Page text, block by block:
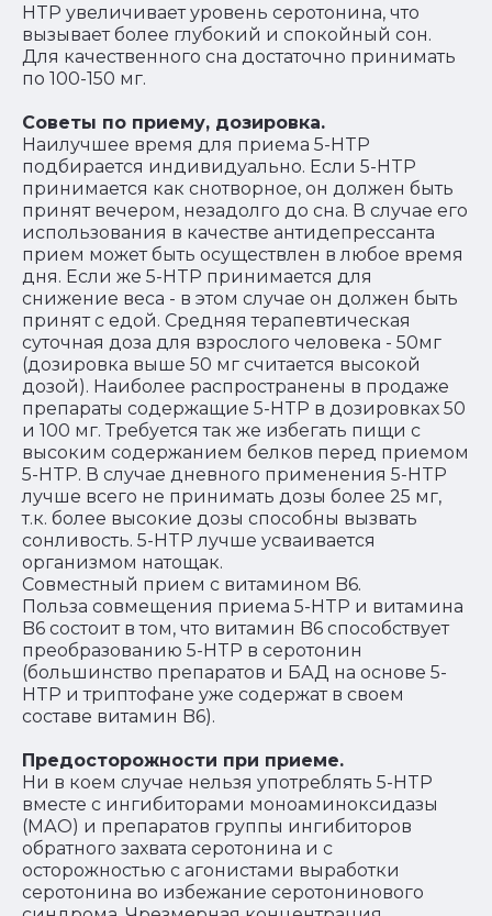
HTP увеличивает уровень серотонина, что
вызывает более глубокий и спокойный сон.
Для качественного сна достаточно принимать
по 100-150 мг.
Советы по приему, дозировка.
Наилучшее время для приема 5-HTP
подбирается индивидуально. Если 5-HTP
принимается как снотворное, он должен быть
принят вечером, незадолго до сна. В случае его
использования в качестве антидепрессанта
прием может быть осуществлен в любое время
дня. Если же 5-HTP принимается для
снижение веса - в этом случае он должен быть
принят с едой. Средняя терапевтическая
суточная доза для взрослого человека - 50мг
(дозировка выше 50 мг считается высокой
дозой). Наиболее распространены в продаже
препараты содержащие 5-HTP в дозировках 50
и 100 мг. Требуется так же избегать пищи с
высоким содержанием белков перед приемом
5-HTP. В случае дневного применения 5-HTP
лучше всего не принимать дозы более 25 мг,
т.к. более высокие дозы способны вызвать
сонливость. 5-HTP лучше усваивается
организмом натощак.
Совместный прием с витамином B6.
Польза совмещения приема 5-HTP и витамина
B6 состоит в том, что витамин B6 способствует
преобразованию 5-HTP в серотонин
(большинство препаратов и БАД на основе 5-
HTP и триптофане уже содержат в своем
составе витамин B6).
Предосторожности при приеме.
Ни в коем случае нельзя употреблять 5-HTP
вместе с ингибиторами моноаминоксидазы
(МАО) и препаратов группы ингибиторов
обратного захвата серотонина и с
осторожностью с агонистами выработки
серотонина во избежание серотонинового